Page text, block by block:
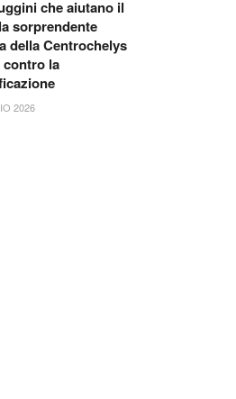
che aiutano il
sorprendente
della Centrochelys
contro la
2026